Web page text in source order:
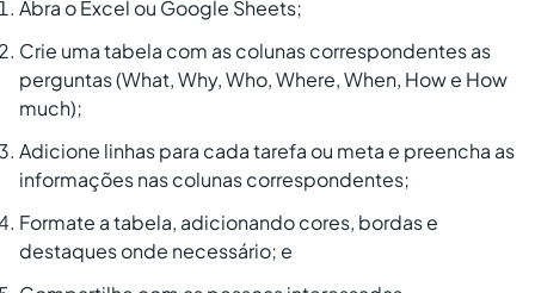
Abra o Excel ou Google Sheets;
Crie uma tabela com as colunas correspondentes as
perguntas (What, Why, Who, Where, When, How e How
much);
Adicione linhas para cada tarefa ou meta e preencha as
informações nas colunas correspondentes;
Formate a tabela, adicionando cores, bordas e
destaques onde necessário; e